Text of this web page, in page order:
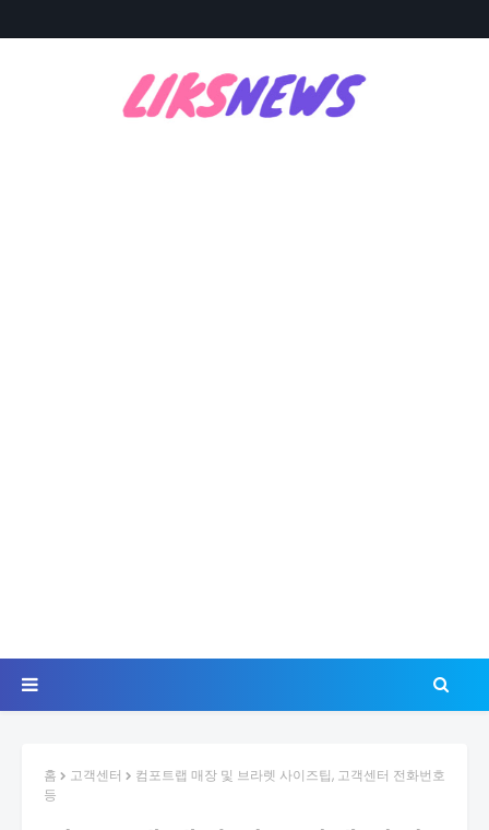
홈 고객센터
컴포트랩 매장 및 브라렛 사이즈팁, 고객센터 전화번호
등